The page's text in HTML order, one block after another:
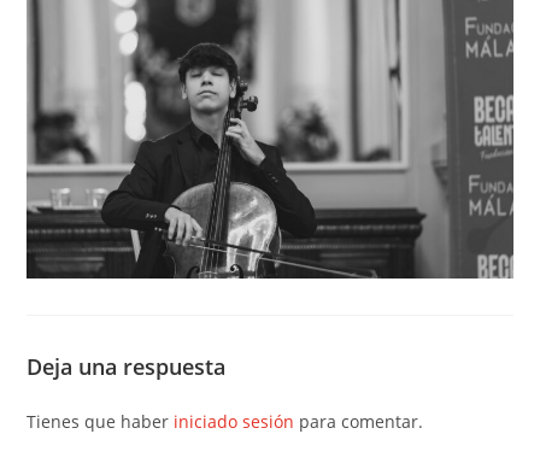
Deja una respuesta
Tienes que haber iniciado sesión para comentar.